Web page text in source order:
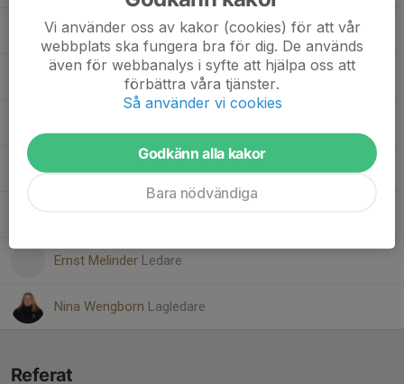
Andreas Brydling Materialare
Kadér FraserMaterialare
Denise Husak-AspAssisterande tränare
Ernst Melinder Ledare
Nina Wengborn Lagledare
Referat
Vi använder oss av kakor (cookies) för att vår
webbplats ska fungera bra för dig. De används
även för webbanalys i syfte att hjälpa oss att
förbättra våra tjänster.
Så använder vi cookies
Godkänn alla kakor
Bara nödvändiga